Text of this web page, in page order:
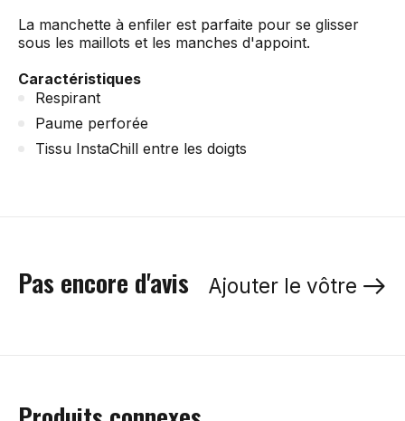
La manchette à enfiler est parfaite pour se glisser
sous les maillots et les manches d'appoint.
Caractéristiques
Respirant
Paume perforée
Tissu InstaChill entre les doigts
Pas encore d'avis Ajouter le vôtre